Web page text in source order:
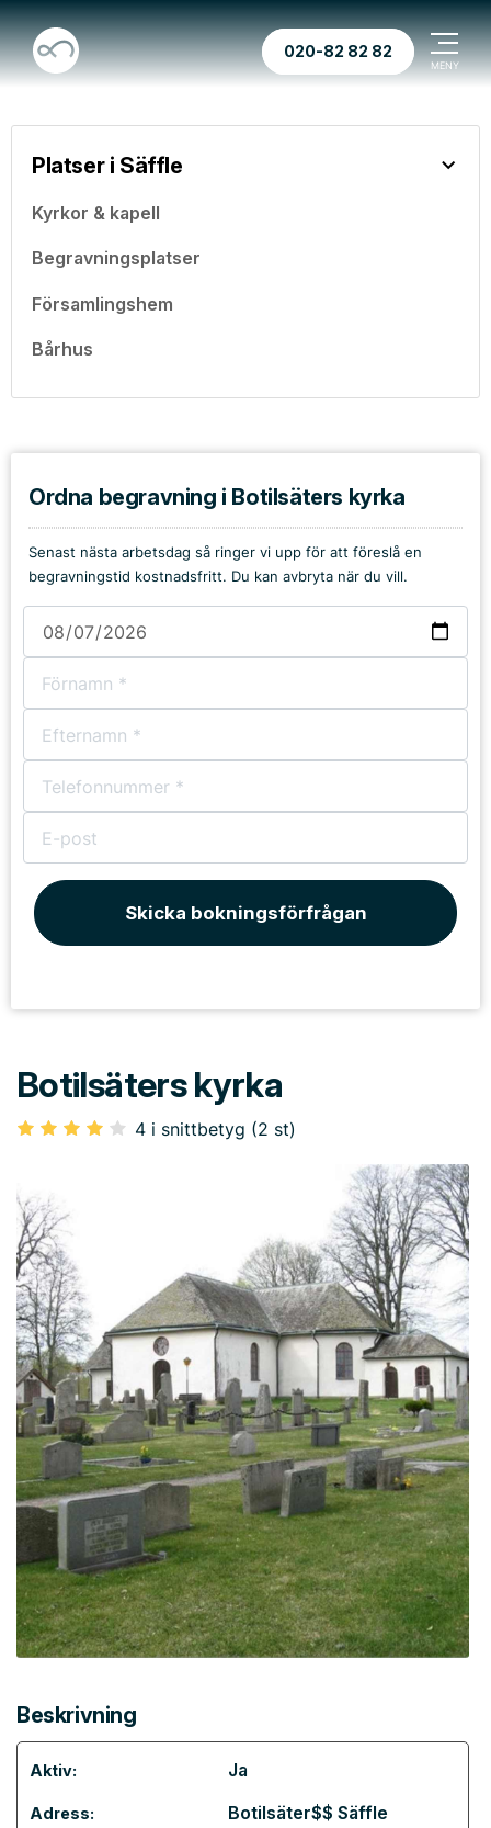
020-82 82 82
Platser i Säffle
Kyrkor & kapell
Begravningsplatser
Församlingshem
Bårhus
Ordna begravning i Botilsäters kyrka
Senast nästa arbetsdag så ringer vi upp för att föreslå en
begravningstid kostnadsfritt. Du kan avbryta när du vill.
Skicka bokningsförfrågan
Botilsäters kyrka
4 i snittbetyg (2 st)
Beskrivning
Aktiv: Ja
Adress: Botilsäter$$ Säffle